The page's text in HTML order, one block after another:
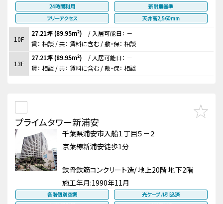
24時間利用
新耐震基準
フリーアクセス
天井高2,560mm
10F
27.21坪 (89.95m²) / 入居可能日： －
賃： 相談 / 共： 賃料に含む / 敷・保： 相談
13F
27.21坪 (89.95m²) / 入居可能日： －
賃： 相談 / 共： 賃料に含む / 敷・保： 相談
プライムタワー新浦安
千葉県浦安市入船１丁目５－２
京葉線新浦安徒歩1分
鉄骨鉄筋コンクリート造/ 地上20階 地下2階
施工年月:1990年11月
各階個別空調
光ケーブル引込済